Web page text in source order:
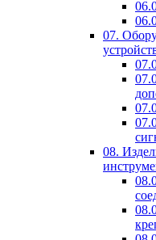
07.
08.